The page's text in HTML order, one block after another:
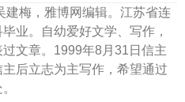
建梅，雅博网编辑。江苏省连
业。自幼爱好文学、写作，
文章。1999年8月31日信主
后立志为主写作，希望通过